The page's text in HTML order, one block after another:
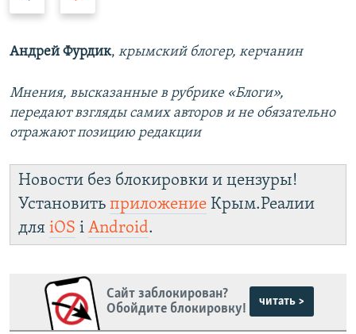
д
д
у
щ
й
й
д
ю
щ
и
с
л
а
й
д
Андрей Фурдик, крымский блогер, керчанин
Мнения, высказанные в рубрике «Блоги»,
передают взгляды самих авторов и не обязательно
отражают позицию редакции
Новости без блокировки и цензуры!
Установить приложение Крым.Реалии
для iOS і Android.
Сайт заблокирован?
Обойдите блокировку!
читать >